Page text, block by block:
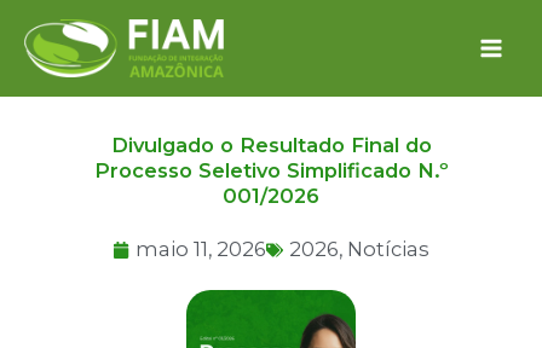
para
Divulgado o Resultado Final do
Processo Seletivo Simplificado N.º
001/2026
maio 11, 2026 2026, Notícias